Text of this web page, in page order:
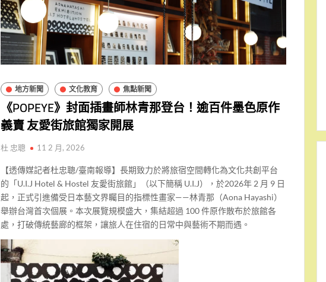
地方新聞 文化教育 焦點新聞
《POPEYE》封面插畫師林青那登台！逾百件墨色原作
義賣 友愛街旅館獨家開展
杜 忠聰 11 2 月, 2026
【透傳媒記者杜忠聰/臺南報導】長期致力於將旅宿空間轉化為文化共創平台
的「U.I.J Hotel & Hostel 友愛街旅館」（以下簡稱 U.I.J），於2026年 2 月 9 日
起，正式引進備受日本藝文界矚目的指標性畫家——林青那（Aona Hayashi）
舉辦台灣首次個展。本次展覽規模盛大，集結超過 100 件原作散布於旅館各
處，打破傳統藝廊的框架，讓旅人在住宿的日常中與藝術不期而遇。